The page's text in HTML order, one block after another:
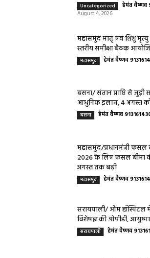
Uncategorized हेमंत वैष्णव
August 4, 2026
महासमुंद मातृ एवं शिशु
स्तरीय समीक्षा बैठक
महासमुंद हेमंत वैष्णव
बसना/ संतान प्राप्ति से
आधुनिक इलाज, 4 अगस्त को
बसना हेमंत वैष्णव
महासमुंद/प्रधानमंत्री फसल
2026 के लिए फसल बीमा
अगस्त तक बढ़ी
महासमुंद हेमंत वैष्णव
सरायपाली/ ओम हॉस्पिटल
विशेषज्ञ की ओपीडी,
सरायपाली हेमंत वैष्णव